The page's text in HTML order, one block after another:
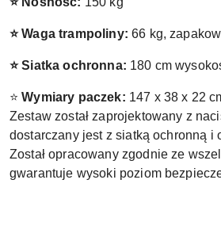
⭐ Waga trampoliny: 66 kg,
⭐ Siatka ochronna: 180 cm
⭐Wymiary paczek: 147 x 38 x 22
Zestaw został zaprojektowany z
dostarczany jest z siatką ochronną i
Został opracowany zgodnie ze
gwarantuje wysoki poziom